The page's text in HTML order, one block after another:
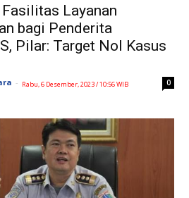
Layanan
bagi Penderita
Pilar: Target Nol Kasus
- Rabu, 6 Desember, 2023 / 10:56 WIB 0